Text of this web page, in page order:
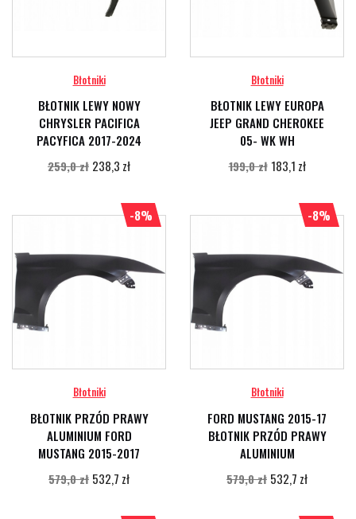
Błotniki
BŁOTNIK LEWY NOWY
CHRYSLER PACIFICA
PACYFICA 2017-2024
259,0 zł 238,3 zł
Błotniki
BŁOTNIK LEWY EUROPA
JEEP GRAND CHEROKEE
05- WK WH
199,0 zł 183,1 zł
Błotniki
BŁOTNIK PRZÓD PRAWY
ALUMINIUM FORD
MUSTANG 2015-2017
579,0 zł 532,7 zł
-8%
Błotniki
FORD MUSTANG 2015-17
BŁOTNIK PRZÓD PRAWY
ALUMINIUM
579,0 zł 532,7 zł
-8%